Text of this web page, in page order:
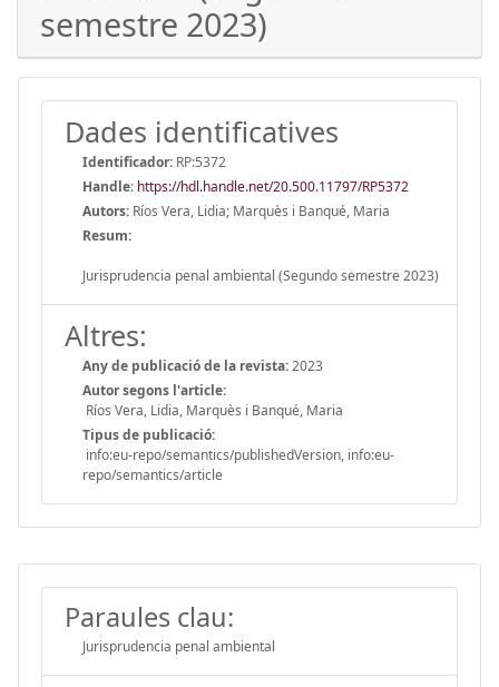
semestre 2023)
Dades identificatives
Identificador: RP:5372
Handle: https://hdl.handle.net/20.500.11797/RP5372
Autors: Ríos Vera, Lidia; Marquès i Banqué, Maria
Resum:
Jurisprudencia penal ambiental (Segundo semestre 2023)
Altres:
Any de publicació de la revista:2023
Autor segons l'article:
Ríos Vera, Lidia, Marquès i Banqué, Maria
Tipus de publicació:
info:eu-repo/semantics/publishedVersion, info:eu-
repo/semantics/article
Paraules clau:
Jurisprudencia penal ambiental